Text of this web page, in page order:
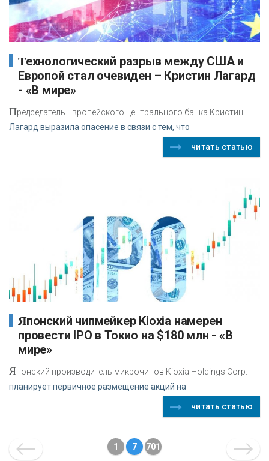
Технологический разрыв между США и
Европой стал очевиден – Кристин Лагард
- «В мире»
Председатель Европейского центрального банка Кристин
Лагард выразила опасение в связи с тем, что
читать статью
Японский чипмейкер Kioxia намерен
провести IPO в Токио на $180 млн - «В
мире»
Японский производитель микрочипов Kioxia Holdings Corp.
планирует первичное размещение акций на
читать статью
1 7 701